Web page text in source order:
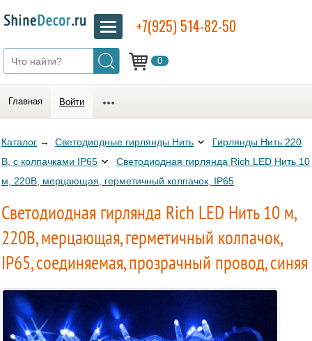
0
+7(925) 514-82-50
Главная Войти
Каталог → Светодиодные гирлянды Нить
Гирлянды Нить 220
В, с колпачками IP65
Светодиодная гирлянда Rich LED Нить 10
м, 220В, мерцающая, герметичный колпачок, IP65
Светодиодная гирлянда Rich LED Нить 10 м,
220В, мерцающая, герметичный колпачок,
IP65, соединяемая, прозрачный провод, синяя